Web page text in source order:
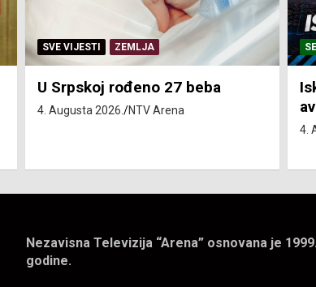
SERVISNE INFORMACIJE
Isključenja vode – utorak 4.
avgust
4.
4.
Nezavisna Televizija “Arena” osnovana je 1999.
godine.